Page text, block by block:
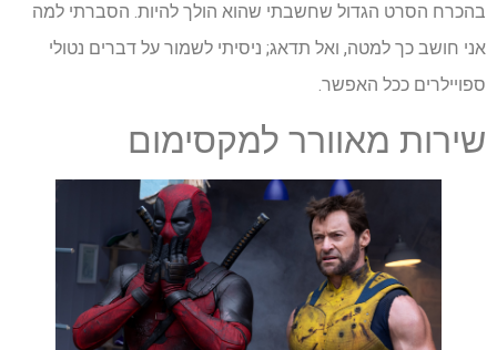
בהכרח הסרט הגדול שחשבתי שהוא הולך להיות. הסברתי למה
אני חושב כך למטה, ואל תדאג; ניסיתי לשמור על דברים נטולי
ספויילרים ככל האפשר.
שירות מאוורר למקסימום